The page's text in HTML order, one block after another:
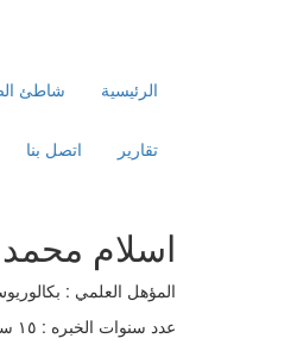
الرئيسية شاطئ
تقارير اتصل بنا
اسلام
المؤهل العلمي :
عدد سنوات الخبره : ١٥ سنه